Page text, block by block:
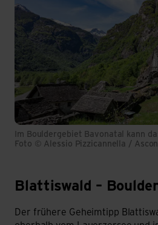
Im Bouldergebiet Bavonatal kann
Foto © Alessio Pizzicannella /
Blattiswald – Schwyz
Blattiswald –
Der frühere Geheimtipp